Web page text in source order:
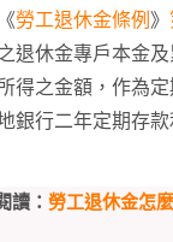
《勞工退休金條例 》
退休金專戶本金
得之金額，作為
銀行二年定期存
讀： 勞工退休金怎